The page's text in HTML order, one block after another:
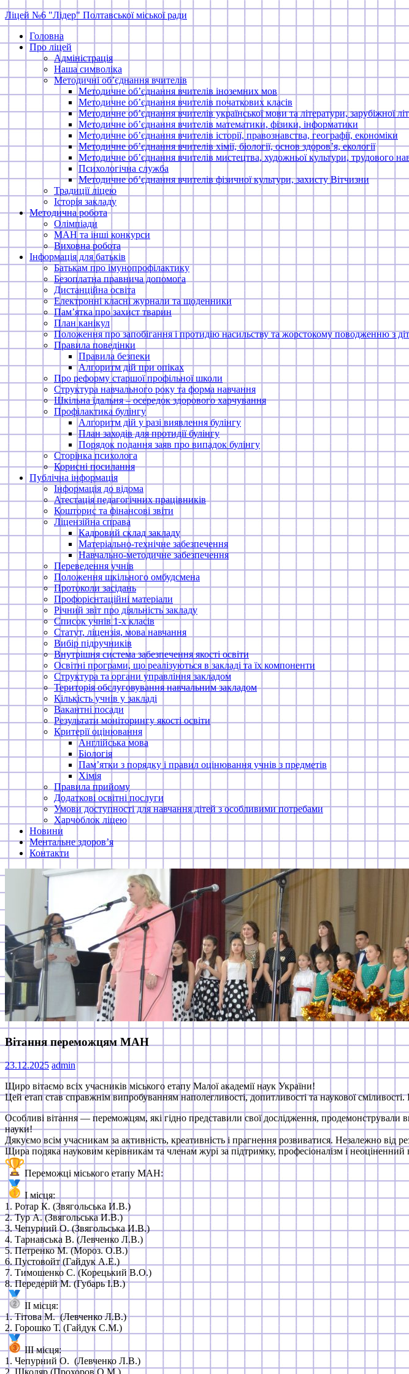
Skip
to
content
Ліцей №6 "Лідер" Полтавської міської ради
Головна
Про ліцей
Адміністрація
Наша символіка
Методичні об’єднання вчителів
Методичне об’єднання вчителів іноземних мов
Методичне об’єднання вчителів початкових класів
Методичне об’єднання вчителів української мови та літератури, зарубіжної
Методичне об’єднання вчителів математики, фізики, інформатики
Методичне об’єднання вчителів історії, правознавства, географії, економіки
Методичне об’єднання вчителів хімії, біології, основ здоров’я, екології
Методичне об’єднання вчителів мистецтва, художньої культури, трудового
Психологічна служба
Методичне об’єднання вчителів фізичної культури, захисту Вітчизни
Традиції ліцею
Історія закладу
Методична робота
Олімпіади
МАН та інші конкурси
Виховна робота
Інформація для батьків
Батькам про імунопрофілактику
Безоплатна правнича допомога
Дистанційна освіта
Електронні класні журнали та щоденники
Памʼятка про захист тварин
План канікул
Положення про запобігання і протидію насильству та жорстокому поводженню з
Правила поведінки
Правила безпеки
Алгоритм дій при опіках
Про реформу старшої профільної школи
Структура навчального року та форма навчання
Шкільна їдальня – осередок здорового харчування
Профілактика булінгу
Алгоритм дій у разі виявлення булінгу
План заходів для протидії булінгу
Порядок подання заяв про випадок булінгу
Сторінка психолога
Корисні посилання
Публічна інформація
Інформація до відома
Атестація педагогічних працівників
Кошторис та фінансові звіти
Ліцензійна справа
Кадровий склад закладу
Матеріально-технічне забезпечення
Навчально-методичне забезпечення
Переведення учнів
Положення шкільного омбудсмена
Протоколи засідань
Профорієнтаційні матеріали
Річний звіт про діяльність закладу
Список учнів 1-х класів
Статут, ліцензія, мова навчання
Вибір підручників
Внутрішня система забезпечення якості освіти
Освітні програми, що реалізуються в закладі та їх компоненти
Структура та органи управління закладом
Територія обслуговування навчальним закладом
Кількість учнів у закладі
Вакантні посади
Результати моніторингу якості освіти
Критерії оцінювання
Англійська мова
Біологія
Пам’ятки з порядку і правил оцінювання учнів з предметів
Хімія
Правила прийому
Додаткові освітні послуги
Умови доступності для навчання дітей з особливими потребами
Харчоблок ліцею
Новини
Ментальне здоров’я
Контакти
Вітання переможцям МАН
23.12.2025 admin
Щиро вітаємо всіх учасників міського етапу Малої академії наук України!
Цей етап став справжнім випробуванням наполегливості, допитливості та наукової
Особливі вітання — переможцям, які гідно представили свої дослідження,
науки!
Дякуємо всім учасникам за активність, креативність і прагнення розвиватися. Незалежно від
Щира подяка науковим керівникам та членам журі за підтримку, професіоналізм і
Переможці міського етапу МАН:
І місця:
1. Ротар К. (Звягольська И.В.)
2. Тур А. (Звягольська И.В.)
3. Чепурний О. (Звягольська И.В.)
4. Тарнавська В. (Левченко Л.В.)
5. Петренко М. (Мороз. О.В.)
6. Пустовойт (Гайдук А.Е.)
7. Тимошенко С. (Корецький В.О.)
8. Передерій М. (Губарь І.В.)
ІІ місця:
1. Тітова М. (Левченко Л.В.)
2. Горошко Т. (Гайдук С.М.)
ІІІ місця:
1. Чепурний О. (Левченко Л.В.)